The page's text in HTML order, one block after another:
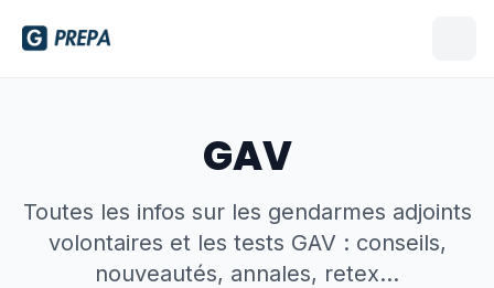
GAV
Toutes les infos sur les gendarmes adjoints
volontaires et les tests GAV : conseils,
nouveautés, annales, retex...